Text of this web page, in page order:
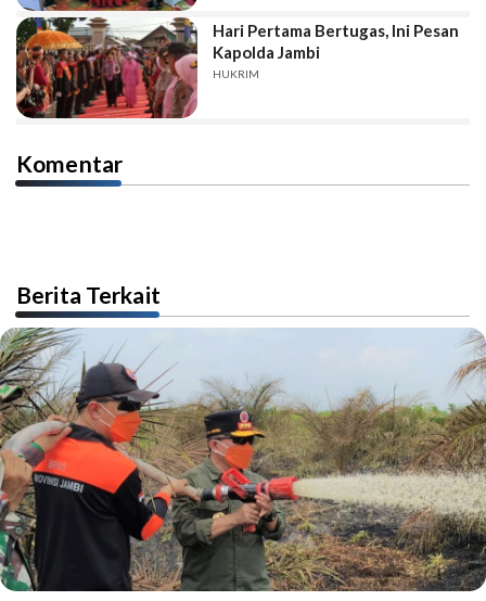
Hari Pertama Bertugas, Ini Pesan
Kapolda Jambi
HUKRIM
Komentar
Berita Terkait